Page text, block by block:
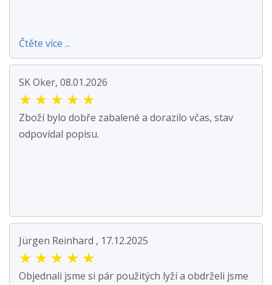
Čtěte více ...
SK Oker, 08.01.2026
★ ★ ★ ★ ★
Zboží bylo dobře zabalené a dorazilo včas, stav
odpovídal popisu.
Jürgen Reinhard , 17.12.2025
★ ★ ★ ★ ★
Objednali jsme si pár použitých lyží a obdrželi jsme